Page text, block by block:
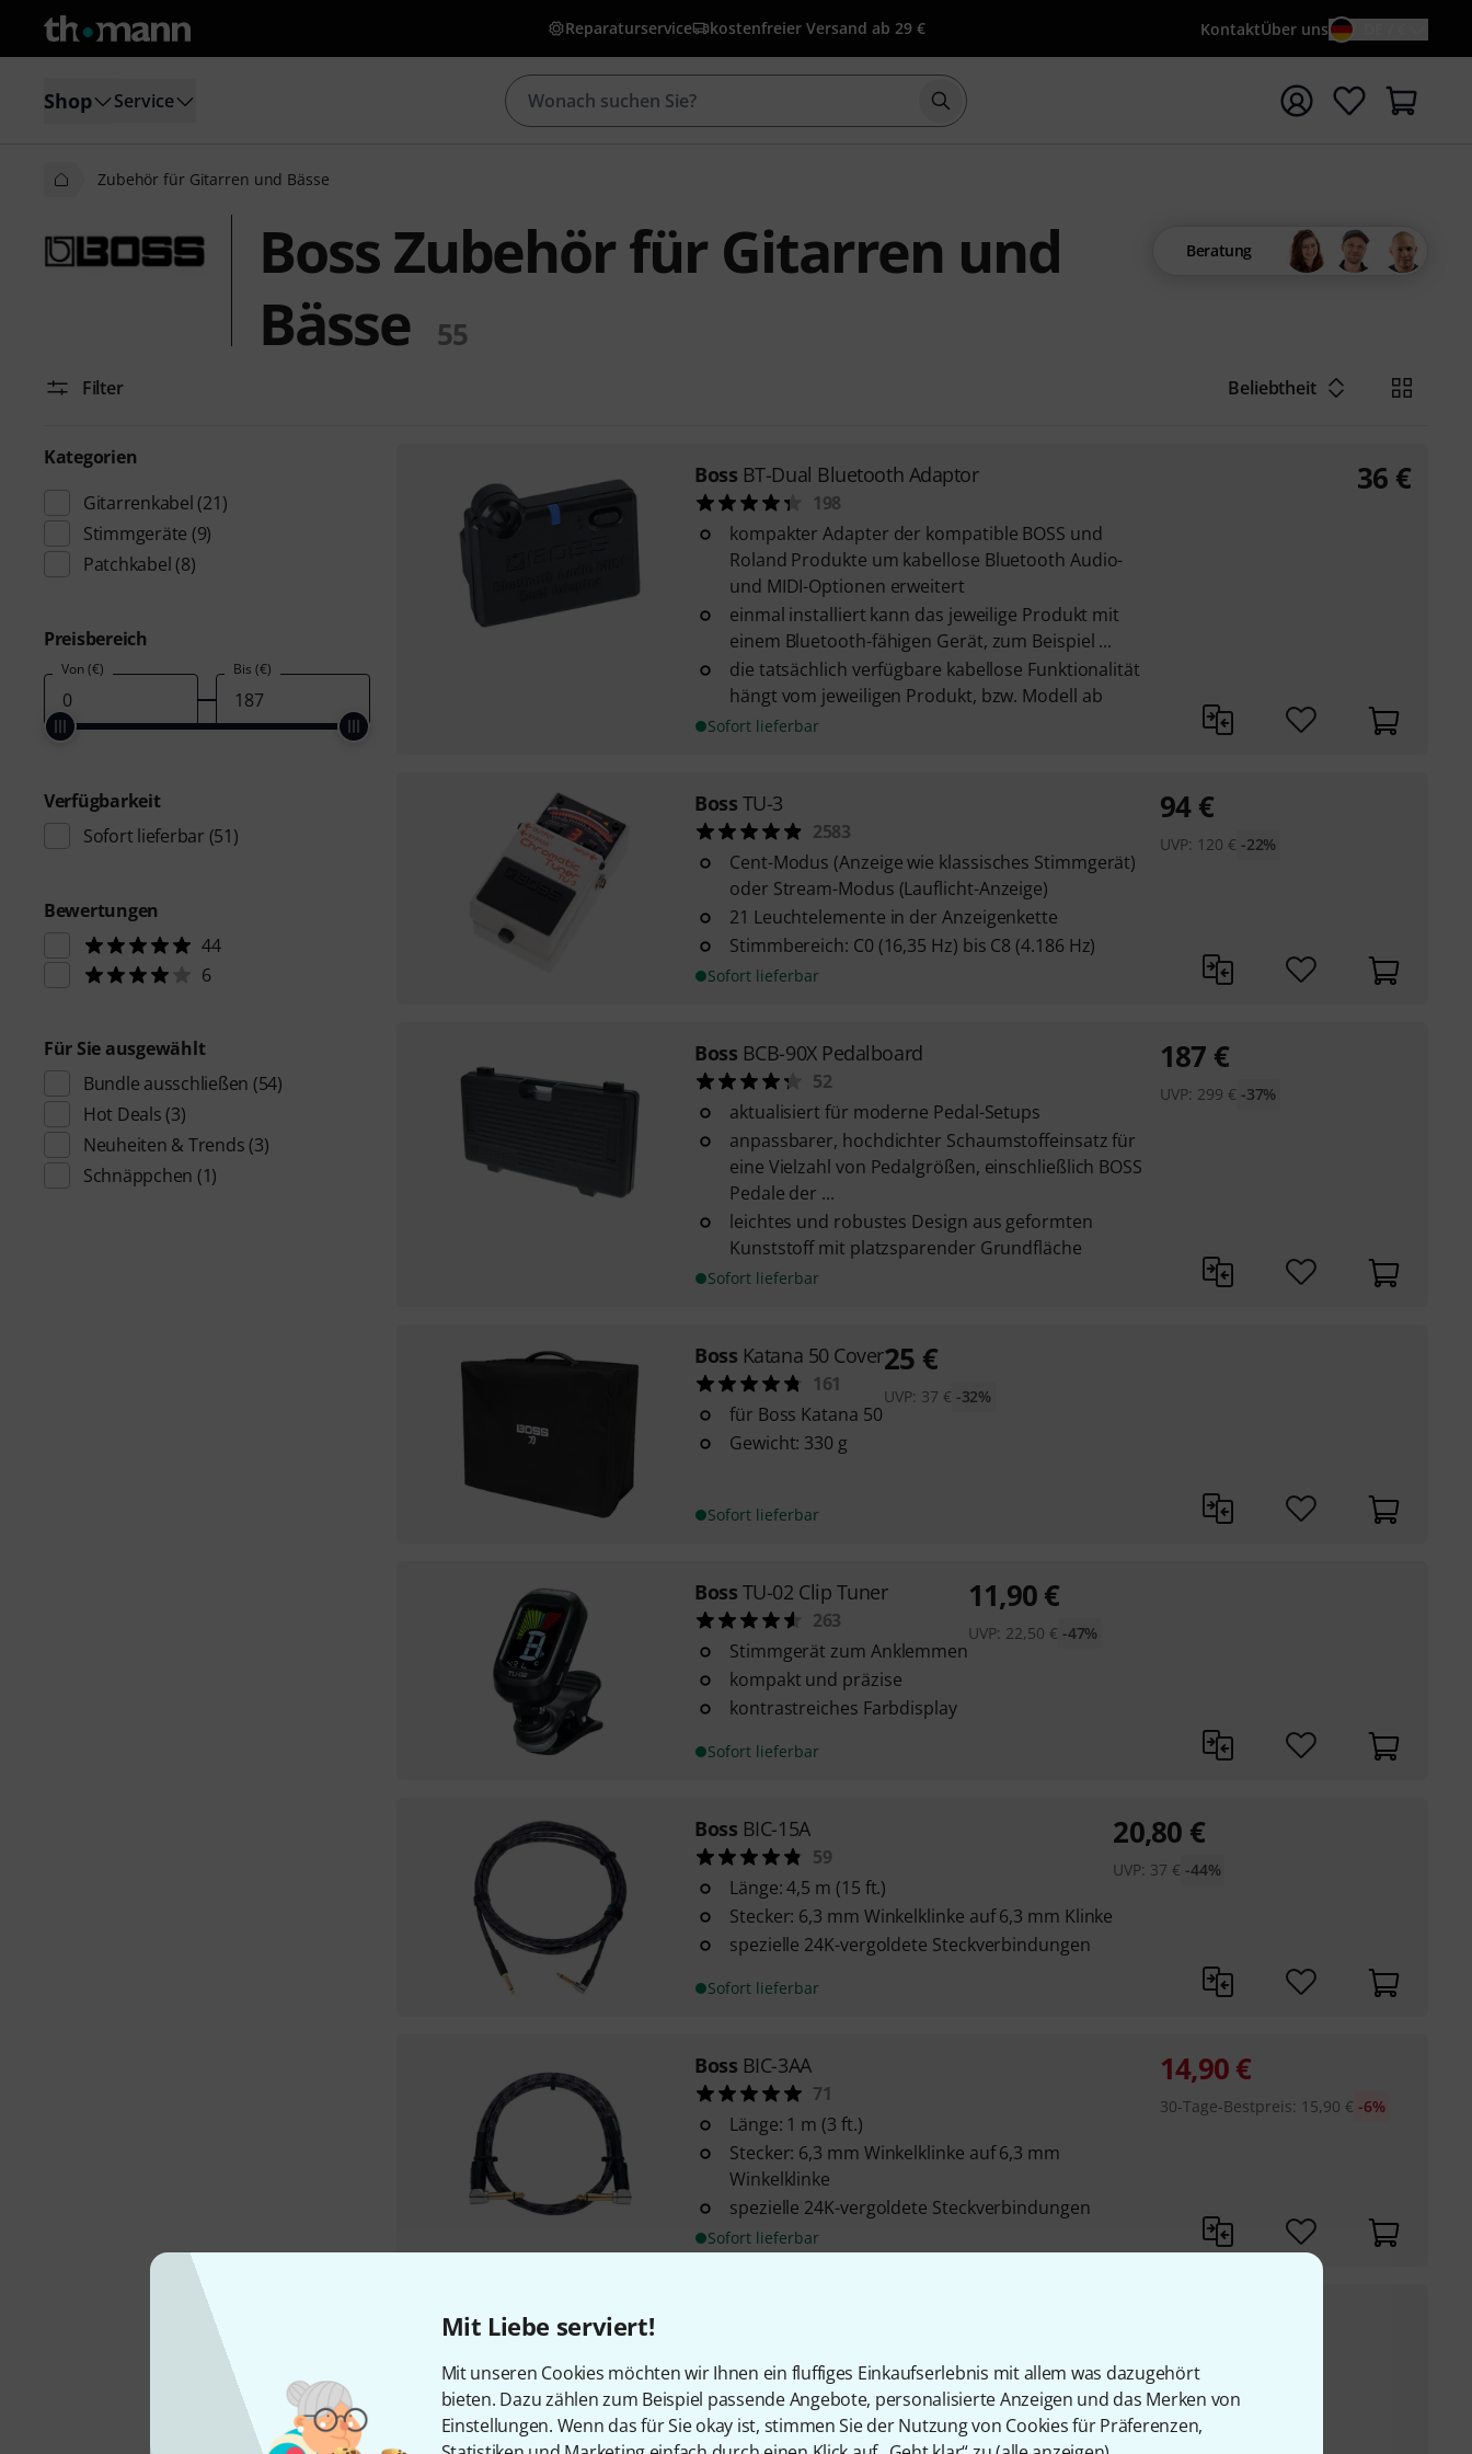
Mit Liebe serviert!
Mit unseren Cookies möchten wir Ihnen ein fluffiges Einkaufserlebnis mit allem was dazugehört
bieten. Dazu zählen zum Beispiel passende Angebote, personalisierte Anzeigen und das Merken von
Einstellungen. Wenn das für Sie okay ist, stimmen Sie der Nutzung von Cookies für Präferenzen,
Reparaturservice kostenfreier Versand ab 29 € KontaktÜber uns
Shop Service Suche mit Suchwort {searchTerm} starten
Zubehör für Gitarren und Bässe
Boss Zubehör für Gitarren und
Bässe
55
Beratung
Filter Beliebtheit
Kategorien
Gitarrenkabel (21)
Stimmgeräte (9)
Patchkabel (8)
Preisbereich
Von (€) Bis (€)
Verfügbarkeit
Sofort lieferbar (51)
Bewertungen
44
6
Für Sie ausgewählt
Bundle ausschließen (54)
Hot Deals (3)
Neuheiten & Trends (3)
Schnäppchen (1)
Boss BT-Dual Bluetooth Adaptor
198
kompakter Adapter der kompatible BOSS und
Roland Produkte um kabellose Bluetooth Audio-
und MIDI-Optionen erweitert
einmal installiert kann das jeweilige Produkt mit
einem Bluetooth-fähigen Gerät, zum Beispiel ...
die tatsächlich verfügbare kabellose Funktionalität
hängt vom jeweiligen Produkt, bzw. Modell ab
Sofort lieferbar
36 €
Boss TU-3
2583
Cent-Modus (Anzeige wie klassisches Stimmgerät)
oder Stream-Modus (Lauflicht-Anzeige)
21 Leuchtelemente in der Anzeigenkette
Stimmbereich: C0 (16,35 Hz) bis C8 (4.186 Hz)
Sofort lieferbar
94 €
UVP: 120 € -22%
Boss BCB-90X Pedalboard
52
aktualisiert für moderne Pedal-Setups
anpassbarer, hochdichter Schaumstoffeinsatz für
eine Vielzahl von Pedalgrößen, einschließlich BOSS
Pedale der ...
leichtes und robustes Design aus geformten
Kunststoff mit platzsparender Grundfläche
Sofort lieferbar
187 €
UVP: 299 € -37%
Boss Katana 50 Cover
161
für Boss Katana 50
Gewicht: 330 g
Sofort lieferbar
25 €
UVP: 37 € -32%
Boss TU-02 Clip Tuner
263
Stimmgerät zum Anklemmen
kompakt und präzise
kontrastreiches Farbdisplay
Sofort lieferbar
11,90€
UVP: 22,50 € -47%
Boss BIC-15A
59
Länge: 4,5 m (15 ft.)
Stecker: 6,3 mm Winkelklinke auf 6,3 mm Klinke
spezielle 24K-vergoldete Steckverbindungen
Sofort lieferbar
20,80 €
UVP: 37 € -44%
Boss BIC-3AA
71
Länge: 1 m (3 ft.)
Stecker: 6,3 mm Winkelklinke auf 6,3 mm
Winkelklinke
spezielle 24K-vergoldete Steckverbindungen
Sofort lieferbar
14,90€
30-Tage-Bestpreis: 15,90 € -6%
3-er Set
Länge: 10 cm (4")
Stecker: von 6,3 mm Winkelklinke auf 6,3 mm